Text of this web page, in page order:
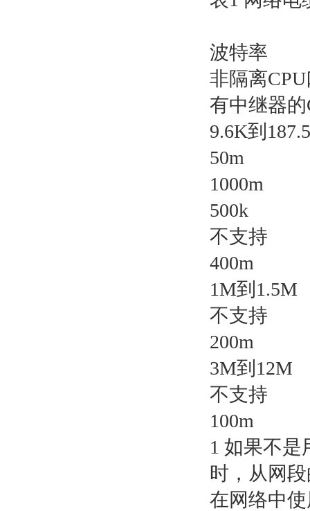
波特率
非隔离
有中继器
9.6K到
50m
1000m
500k
不支持
400m
1M到1.5M
不支持
200m
3M到12M
不支持
100m
1 如果不是
时，从网
在网络中